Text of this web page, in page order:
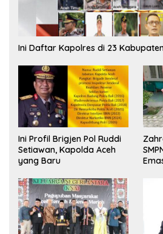
Ini Daftar Kapolres di 23
Ini Profil Brigjen Pol Ruddi
Setiawan, Kapolda Aceh
yang Baru